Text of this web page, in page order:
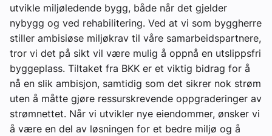
utvikle miljøledende bygg, både når det gjelder
nybygg og ved rehabilitering. Ved at vi som byggherre
stiller ambisiøse miljøkrav til våre samarbeidspartnere,
tror vi det på sikt vil være mulig å oppnå en utslippsfri
byggeplass. Tiltaket fra BKK er et viktig bidrag for å
nå en slik ambisjon, samtidig som det sikrer nok strøm
uten å måtte gjøre ressurskrevende oppgraderinger av
strømnettet. Når vi utvikler nye eiendommer, ønsker vi
å være en del av løsningen for et bedre miljø og å